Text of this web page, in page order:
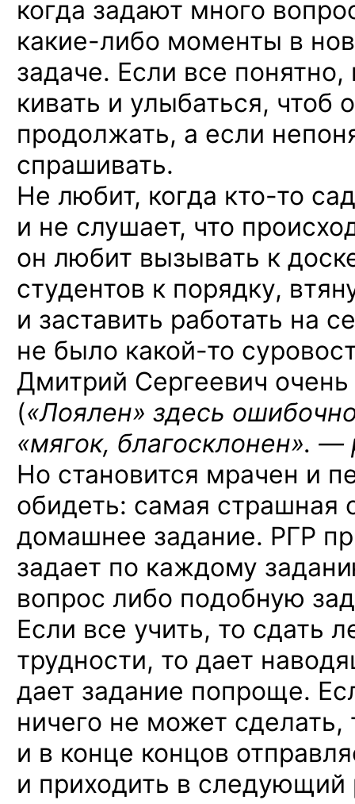
когда задают много
какие-либо моменты в
задаче. Если все
кивать и улыбаться, чтоб
продолжать, а если
спрашивать.
Не любит, когда кто-то
и не слушает, что
он любит вызывать к
студентов к порядку,
и заставить работать на
не было какой-то
Дмитрий Сергеевич
(«Лоялен» здесь
«мягок, благосклонен». —
Но становится мрачен и
обидеть: самая
домашнее задание. РГР
задает по каждому
вопрос либо подобную
Если все учить, то сдать
трудности, то дает
дает задание попроще.
ничего не может сделать,
и в конце концов
и приходить в следующий